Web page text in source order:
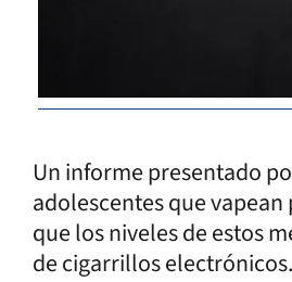
Un informe presentado
adolescentes que
que los niveles de estos
de cigarrillos electrónicos.